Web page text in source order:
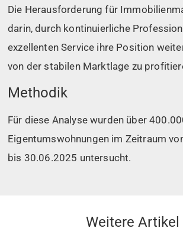
Die Herausforderung für
darin, durch kontinuierliche
exzellenten Service ihre Position
von der stabilen Marktlage zu
Methodik
Für diese Analyse wurden über
Eigentumswohnungen im Zeitraum
bis 30.06.2025 untersucht.
Weitere Artikel